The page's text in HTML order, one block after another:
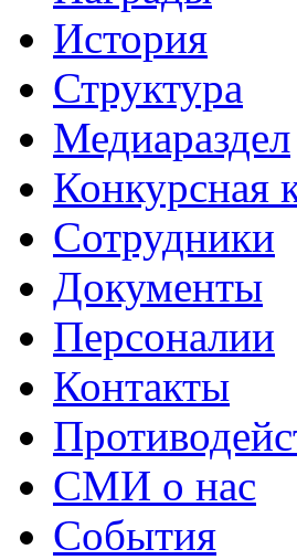
История
Структура
Медиараздел
Конкурсная
Сотрудники
Документы
Персоналии
Контакты
СМИ о нас
События